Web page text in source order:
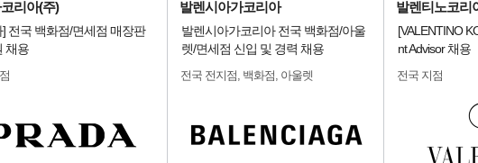
리아(주)
] 전국 백화점/면세점 매장판
채용
발렌시아가코리아
발렌시아가코리아 전국 백화점/아울
렛/면세점 신입 및 경력 채용
전국 전지점, 백화점, 아울렛
발렌티노코리
[VALENTINO
nt Advisor 채용
전국 지점